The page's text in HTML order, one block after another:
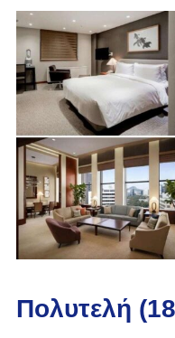
Πολυτελή